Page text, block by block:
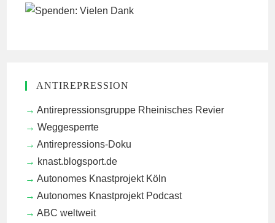
ANTIREPRESSION
Antirepressionsgruppe Rheinisches Revier
Weggesperrte
Antirepressions-Doku
knast.blogsport.de
Autonomes Knastprojekt Köln
Autonomes Knastprojekt Podcast
ABC weltweit